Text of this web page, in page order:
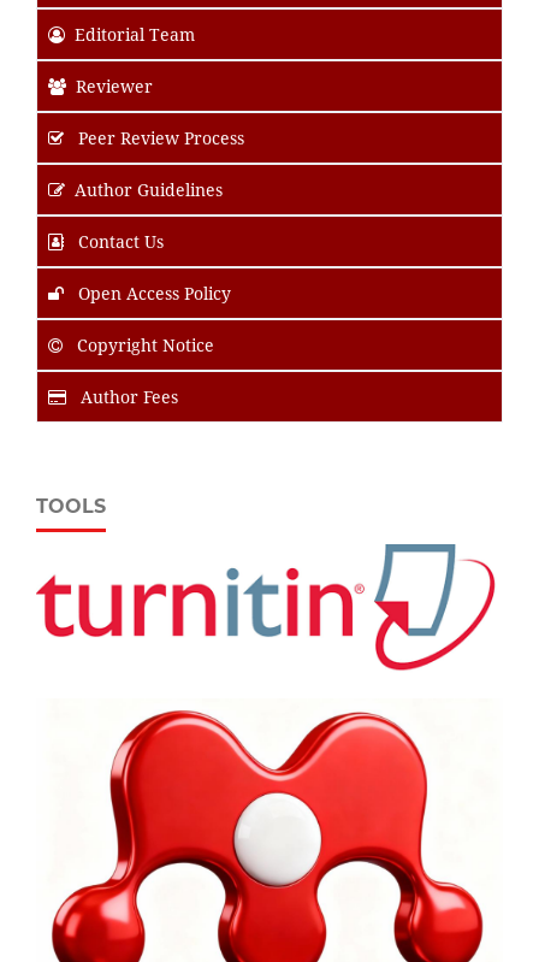
Editorial Team
Reviewer
Peer Review Process
Author Guidelines
Contact Us
Open Access Policy
Copyright Notice
Author Fees
TOOLS